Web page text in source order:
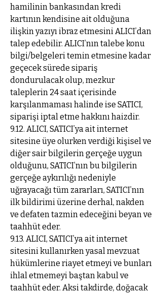
hamilinin bankasından kredi
kartının kendisine ait olduğuna
ilişkin yazıyı ibraz etmesini ALICI’dan
talep edebilir. ALICI’nın talebe konu
bilgi/belgeleri temin etmesine kadar
geçecek sürede sipariş
dondurulacak olup, mezkur
taleplerin 24 saat içerisinde
karşılanmaması halinde ise SATICI,
siparişi iptal etme hakkını haizdir.
9.12. ALICI, SATICI’ya ait internet
sitesine üye olurken verdiği kişisel ve
diğer sair bilgilerin gerçeğe uygun
olduğunu, SATICI’nın bu bilgilerin
gerçeğe aykırılığı nedeniyle
uğrayacağı tüm zararları, SATICI’nın
ilk bildirimi üzerine derhal, nakden
ve defaten tazmin edeceğini beyan ve
taahhüt eder.
9.13. ALICI, SATICI’ya ait internet
sitesini kullanırken yasal mevzuat
hükümlerine riayet etmeyi ve bunları
ihlal etmemeyi baştan kabul ve
taahhüt eder. Aksi takdirde, doğacak